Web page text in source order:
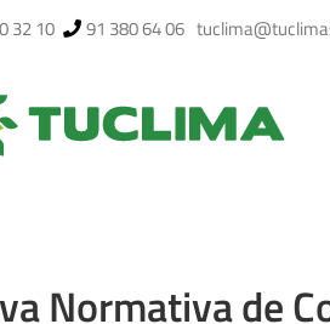
32 10 91 380 64 06
Normativa de